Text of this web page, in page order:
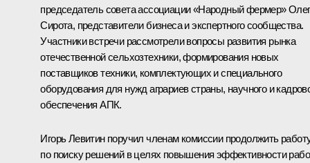
председатель совета ассоциации «Народный фермер» Олег
Сирота, представители бизнеса и экспертного сообщества.
Участники встречи рассмотрели вопросы развития рынка
отечественной сельхозтехники, формирования новых
поставщиков техники, комплектующих и специального
оборудования для нужд аграриев страны, научного и
обеспечения АПК.
Игорь Левитин поручил членам комиссии продолжить
по поиску решений в целях повышения эффективности